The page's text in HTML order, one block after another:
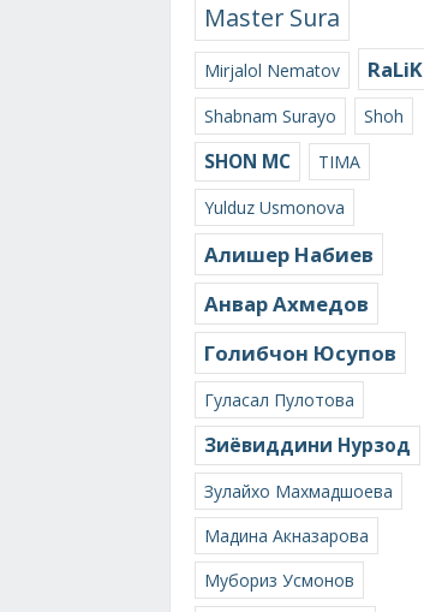
Master Sura
Mirjalol Nematov RaLiK
Shabnam Surayo Shoh
SHON MC
TIMA
Yulduz Usmonova
Алишер Набиев
Анвар Ахмедов
Голибчон Юсупов
Гуласал Пулотова
Зиёвиддини Нурзод
Зулайхо Махмадшоева
Мадина Акназарова
Мубориз Усмонов